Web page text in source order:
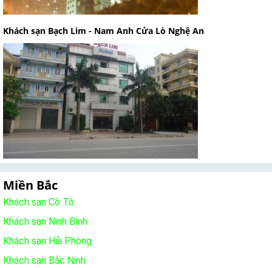
Khách sạn Bạch Lim - Nam Anh Cửa Lò Nghệ An
Miền Bắc
Khách sạn Cô Tô
Khách sạn Ninh Bình
Khách sạn Hải Phòng
Khách sạn Bắc Ninh